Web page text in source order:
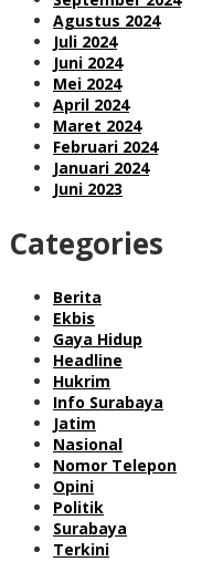
Agustus 2024
Juli 2024
Juni 2024
Mei 2024
April 2024
Maret 2024
Februari 2024
Januari 2024
Juni 2023
Categories
Berita
Ekbis
Gaya Hidup
Headline
Hukrim
Info Surabaya
Jatim
Nasional
Nomor Telepon
Opini
Politik
Surabaya
Terkini